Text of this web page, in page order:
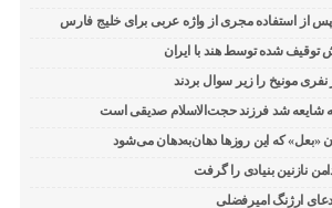
از استفاده مجری از واژه عربی برای خلیج فارس
توقیف شده توسط هند با ایران
شایعه شد فرزند حجت‌الاسلام صدیقی است
«بعل» که این روزها دهان‌به‌دهان می‌شود
نازنین بنیادی را گرفت